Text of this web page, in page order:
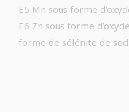
E5 Mn sous forme
E6 Zn sous forme
forme de sélénite de